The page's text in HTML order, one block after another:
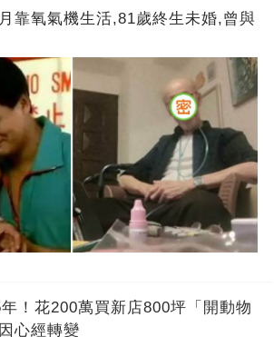
靠氧氣機生活,81歲終生未婚,曾與
！花200萬買新店800坪「開動物
心經轉變